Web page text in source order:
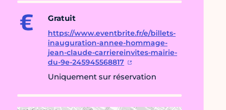
Gratuit
https://www.eventbrite.fr/e/billets-
inauguration-annee-hommage-
jean-claude-carriereinvites-mairie-
du-9e-245945568817
Uniquement sur réservation